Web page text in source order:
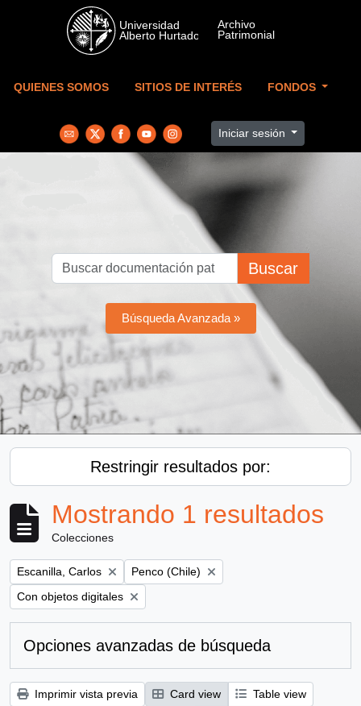
Skip to main content
QUIENES SOMOS SITIOS DE INTERÉS FONDOS
Iniciar sesión
Buscar
Búsqueda Avanzada »
Restringir resultados por:
Mostrando 1 resultados
Colecciones
Remove filter:
Escanilla, Carlos Remove filter:
Penco (Chile)
Remove filter:
Con objetos digitales
Opciones avanzadas de búsqueda
Imprimir vista previa Card view
Table view